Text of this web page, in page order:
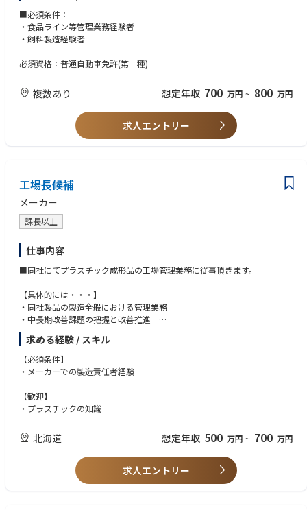
・品質管理部門など各部署との連携業務
・設備投資の検討
・チームビルディング、部員のマネジメント、育成業務
※本社研修を経て、配属先となる工場へ赴任していただく流れとなりま
す。
■必須条件：
・食品ライン等管理業務経験者
・飼料製造経験者
必須資格：普通自動車免許(第一種)
複数あり 想定年収 700 万円 ~ 800 万円
求人エントリー
工場長候補
メーカー
課長以上
仕事内容
■同社にてプラスチック成形品の工場管理業務に従事頂きます。
【具体的には・・・】
・同社製品の製造全般における管理業務
・中長期改善課題の把握と改善推進
・人員管理・教育推進
・工場設備全般の保守と維持など
求める経験 / スキル
【必須条件】
・メーカーでの製造責任者経験
【歓迎】
・プラスチックの知識
北海道 想定年収 500 万円 ~ 700 万円
求人エントリー